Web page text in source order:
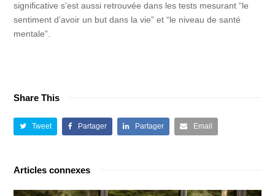
significative s’est aussi retrouvée dans les tests mesurant “le
sentiment d’avoir un but dans la vie” et “le niveau de santé
mentale”.
Share This
Tweet Partager Partager Email
Articles connexes